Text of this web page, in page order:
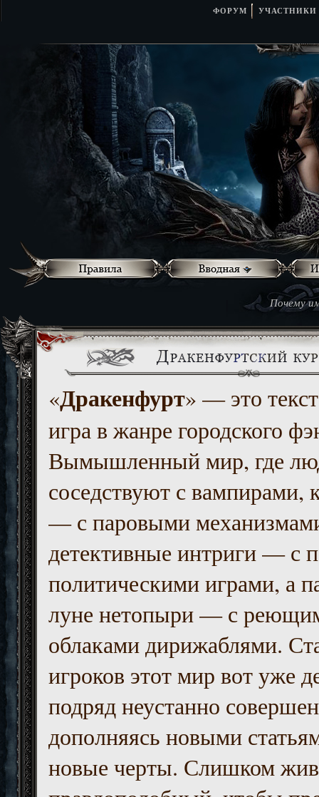
ФОРУМ УЧАСТНИКИ
Почему
«Дракенфурт» — это
игра в жанре городского
Вымышленный мир, где
соседствуют с вампирами,
— с паровыми
детективные интриги — с
политическими играми, а
луне нетопыри — с
облаками дирижаблями.
игроков этот мир вот уже
подряд неустанно
дополняясь новыми
новые черты. Слишком